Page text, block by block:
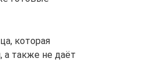
которая
а также не даёт